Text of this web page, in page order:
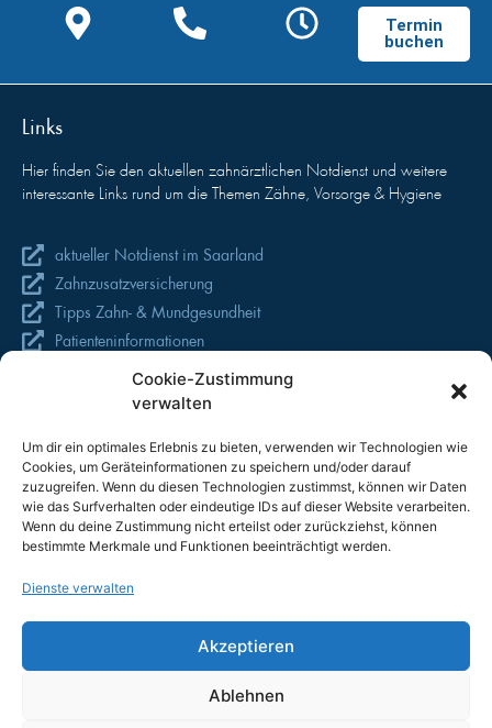
Cookie-Zustimmung
verwalten
Um dir ein optimales Erlebnis zu bieten, verwenden wir Technologien wie
Cookies, um Geräteinformationen zu speichern und/oder darauf
zuzugreifen. Wenn du diesen Technologien zustimmst, können wir Daten
wie das Surfverhalten oder eindeutige IDs auf dieser Website verarbeiten.
Wenn du deine Zustimmung nicht erteilst oder zurückziehst, können
bestimmte Merkmale und Funktionen beeinträchtigt werden.
Dienste verwalten
Akzeptieren
Ablehnen
Termin
buchen
Links
Hier finden Sie den aktuellen zahnärztlichen Notdienst und weitere
interessante Links rund um die Themen Zähne, Vorsorge & Hygiene
aktueller Notdienst im Saarland
Zahnzusatzversicherung
Tipps Zahn- & Mundgesundheit
Patienteninformationen
Hier finden Sie unseren Anamnesebogen zum Ausfüllen, sowie
hilfreiches Infomaterial
Patientenfragebogen
Die richtige Mundhygiene für Zuhause
Professionelle Zahnreinigung
Einverständniserklärung für Zahnimplantate